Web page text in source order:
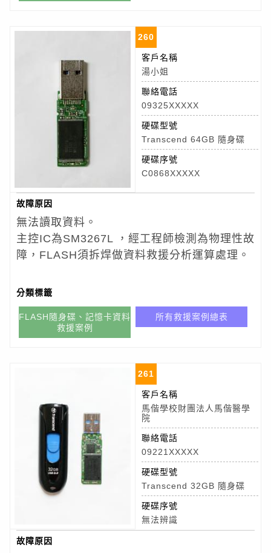
260
客戶名稱
湯小姐
聯絡電話
09325XXXXX
硬碟型號
Transcend 64GB 隨身碟
硬碟序號
C0868XXXXX
故障原因
無法讀取資料。
主控IC為SM3267L ，經工程師檢測為物理性故
障，FLASH須拆焊做資料救援分析運算處理。
分類標籤
FLASH隨身碟、記憶卡資料
救援案例
所有救援案例總表
261
客戶名稱
馬偕學校財團法人馬偕醫學
院
聯絡電話
09221XXXXX
硬碟型號
Transcend 32GB 隨身碟
硬碟序號
無法辨識
故障原因